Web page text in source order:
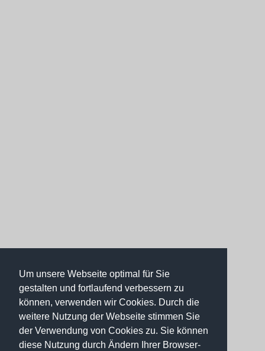
Um unsere Webseite optimal für Sie
gestalten und fortlaufend verbessern zu
können, verwenden wir Cookies. Durch die
weitere Nutzung der Webseite stimmen Sie
der Verwendung von Cookies zu. Sie können
diese Nutzung durch Ändern Ihrer Browser-